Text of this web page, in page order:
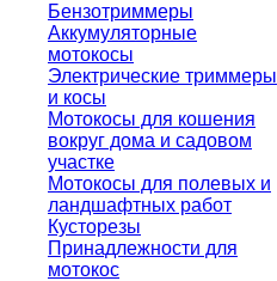
Бензотриммеры
Аккумуляторные
мотокосы
Электрические триммеры
и косы
Мотокосы для кошения
вокруг дома и садовом
участке
Мотокосы для полевых и
ландшафтных работ
Кусторезы
Принадлежности для
мотокос